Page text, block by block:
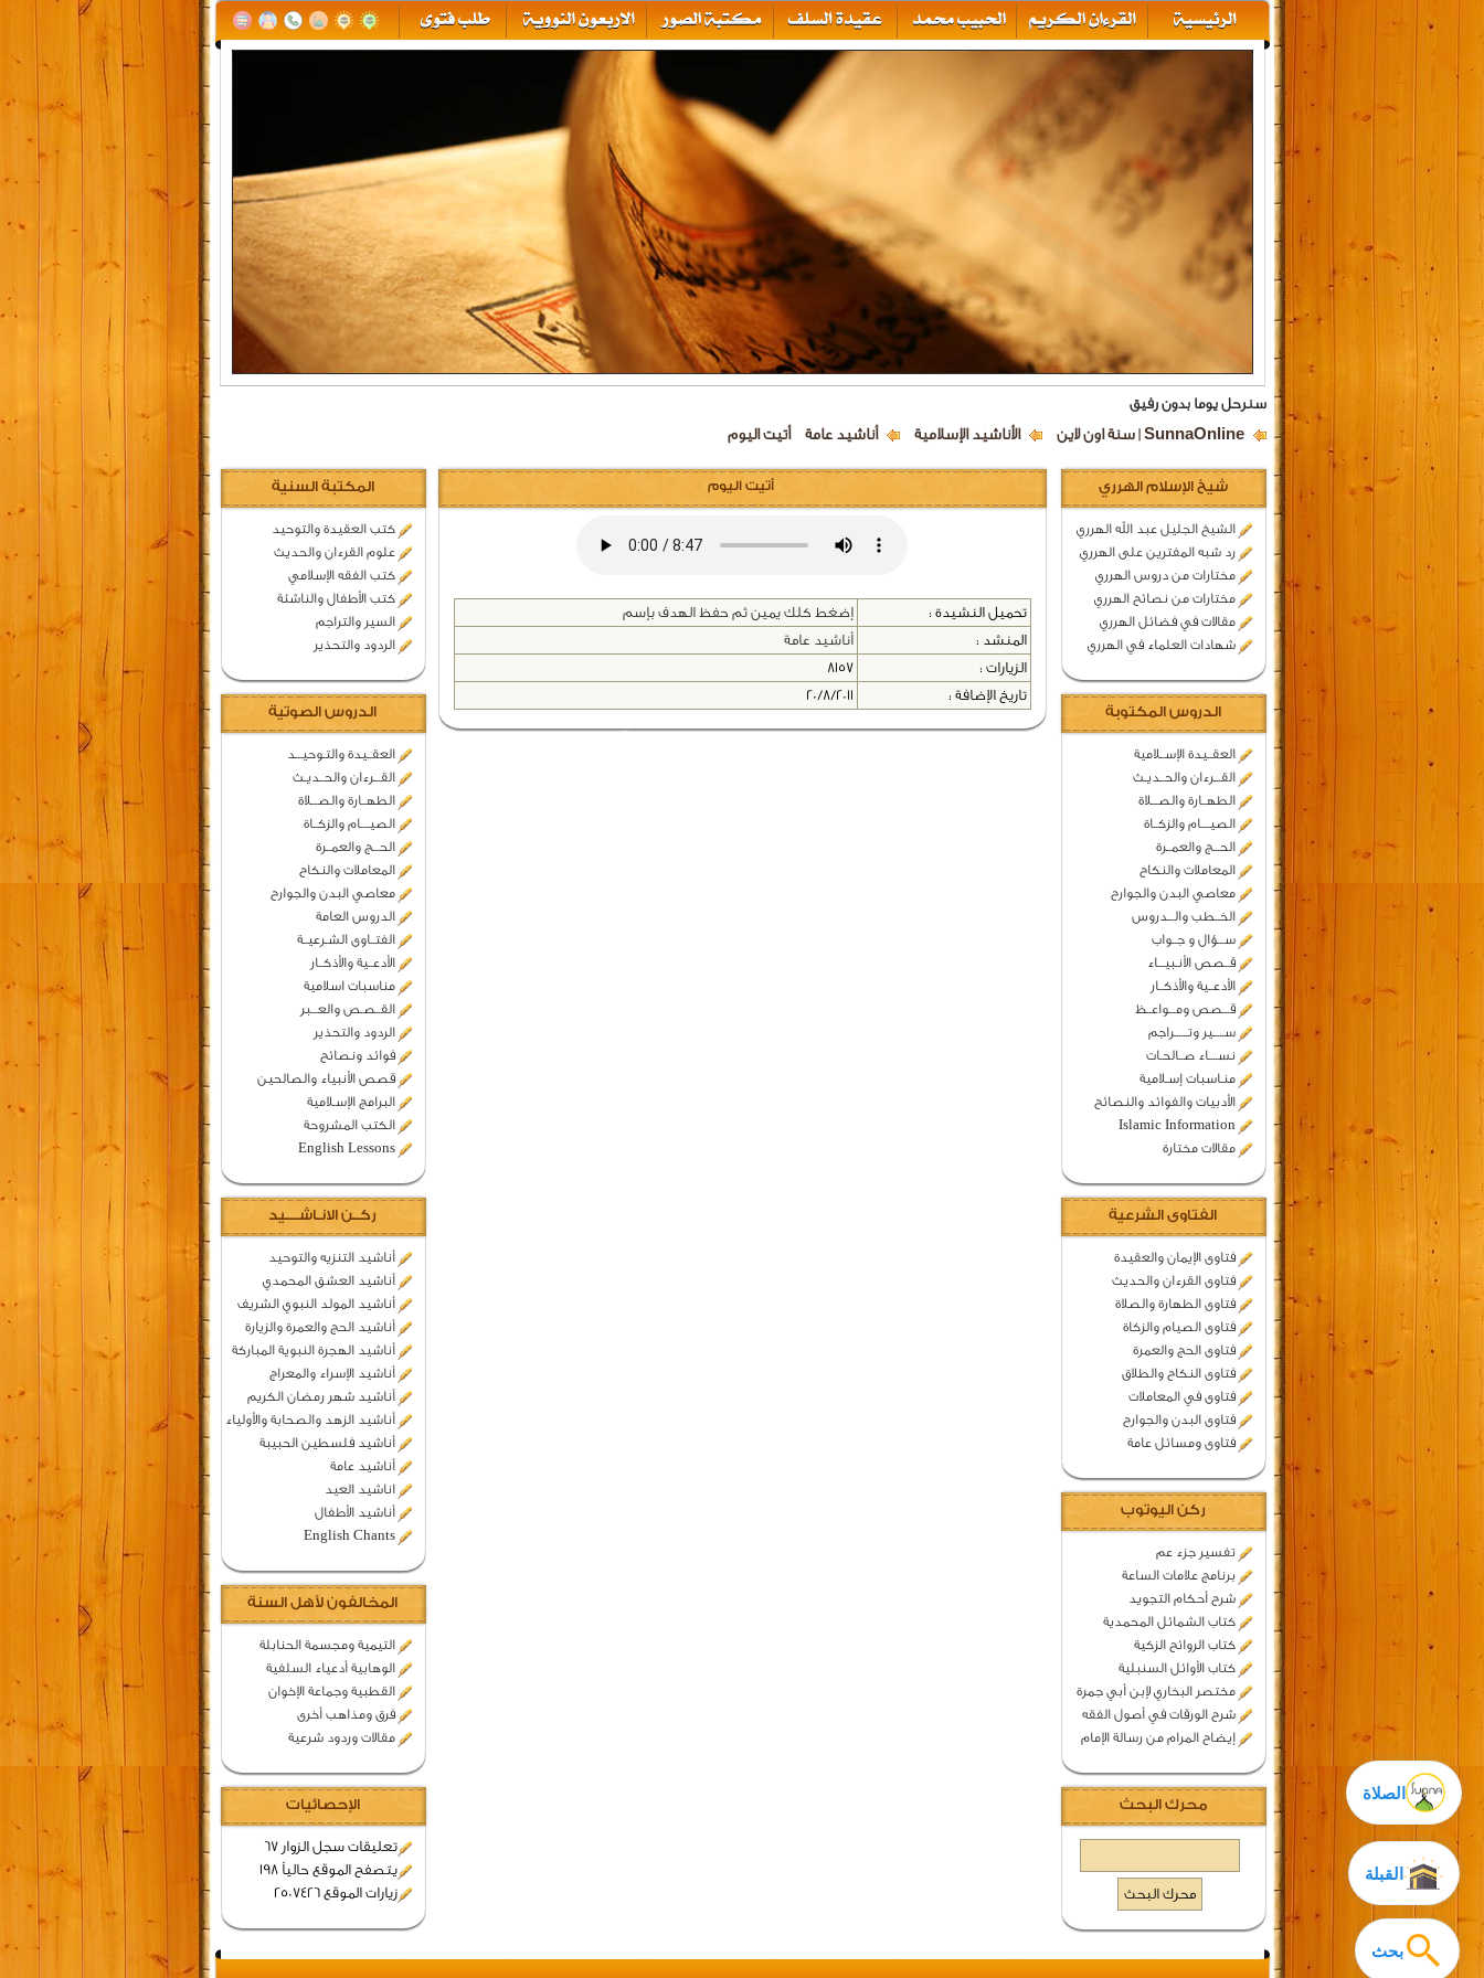
سنرحل يوما بدون رفيق
SunnaOnline | سنة اون لاين الأناشيد الإسلامية أناشيد عامة أتيت اليوم
بحث
الصلاة
شيخ الإسلام الهرري
الشيخ الجليل عبد الله الهرري
رد شبه المفترين على الهرري
مختارات من دروس الهرري
مختارات من نصائح الهرري
مقالات في فضائل الهرري
شهادات العلماء في الهرري
الدروس المكتوبة
العقــيدة الإســلامية
القـــرءان والحــديـث
الطهــارة والصـــلاة
الصيــــام والزكــاة
الحـــج والعمــرة
المعاملات والنكاح
معاصي البدن والجوارح
الخــطب والـــدروس
ســـؤال و جــواب
قــصص الأنـبيـــاء
الأدعــية والأذكــار
قـــصص ومـــواعــظ
ســـــير وتــــــراجم
نســــاء صــالحـات
منـاسبات إسـلامية
الأدبيات والفوائد والنصائح
Islamic Information
مقالات مختارة
الفتاوى الشرعية
فتاوى الإيمان والعقيدة
فتاوى القرءان والحديث
فتاوى الطهارة والصلاة
فتاوى الصيام والزكاة
فتاوى الحج والعمرة
فتاوى النكاح والطلاق
فتاوى في المعاملات
فتاوى البدن والجوارح
فتاوى ومسائل عامة
ركن اليوتوب
تفسير جزء عم
برنامج علامات الساعة
شرح أحكام التجويد
كتاب الشمائل المحمدية
كتاب الروائح الزكية
كتاب الأوائل السنبلية
مختصر البخاري لإبن أبي جمرة
شرح الورقات في أصول الفقه
إيضاح المرام من رسالة الإمام
محرك البحث
القبلة
المكتبة السنية
كتب العقيدة والتوحيد
علوم القرءان والحديث
كتب الفقه الإسلامي
كتب الأطفال والناشئة
السير والتراجم
الردود والتحذير
الدروس الصوتية
العقــيدة والتـوحيـــد
القـــرءان والحــديـث
الطهــارة والصـــلاة
الصيــــام والزكــاة
الحـــج والعمــرة
المعاملات والنكاح
معاصي البدن والجوارح
الدروس العامة
الفتــاوى الشـرعيــة
الأدعــية والأذكــار
مناسبات اسلامية
القــصـص والعـــبر
الردود والتحذير
فوائد ونصائح
قصص الأنبياء والصالحين
البرامج الإسـلامية
الكتب المشروحة
English Lessons
ركــن الانـاشــــيد
أناشيد التنزيه والتوحيد
أناشيد العشق المحمدي
أناشيد المولد النبوي الشريف
أناشيد الحج والعمرة والزيارة
أناشيد الهجرة النبوية المباركة
أناشيد الإسراء والمعراج
أناشيد شهر رمضان الكريم
أناشيد الزهد والصحابة والأولياء
أناشيد فلسطين الحبيبة
أناشيد عامة
اناشيد العيد
أناشيد الأطفال
English Chants
المخالفون لأهل السنة
التيمية ومجسمة الحنابلة
الوهابية أدعياء السلفية
القطبية وجماعة الإخوان
فرق ومذاهب أخرى
مقالات وردود شرعية
الإحصائيات
تعليقات سجل الزوار 67
يتصفح الموقع حالياً 198
زيارات الموقع 2507426
أتيت اليوم
تحميل النشيدة :
إضغط كلك يمين ثم حفظ الهدف بإسم
المنشد :
أناشيد عامة
الزيارات :
8157
تاريخ الإضافة :
20/8/2011